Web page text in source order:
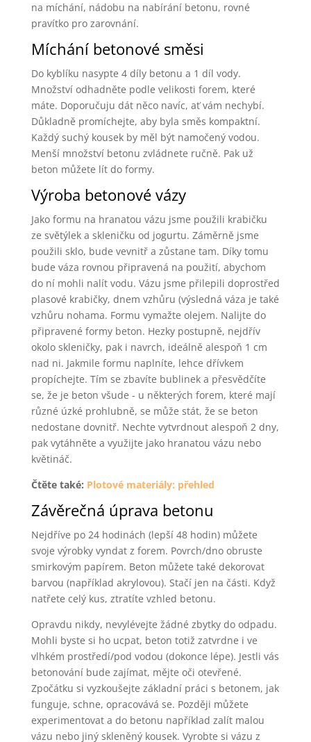
na míchání, nádobu na nabírání betonu, rovné
pravítko pro zarovnání.
Míchání betonové směsi
Do kyblíku nasypte 4 díly betonu a 1 díl vody.
Množství odhadněte podle velikosti forem, které
máte. Doporučuju dát něco navíc, ať vám nechybí.
Důkladně promíchejte, aby byla směs kompaktní.
Každý suchý kousek by měl být namočený vodou.
Menší množství betonu zvládnete ručně. Pak už
beton můžete lít do formy.
Výroba betonové vázy
Jako formu na hranatou vázu jsme použili krabičku
ze světýlek a skleničku od jogurtu. Záměrně jsme
použili sklo, bude vevnitř a zůstane tam. Díky tomu
bude váza rovnou připravená na použití, abychom
do ní mohli nalít vodu. Vázu jsme přilepili doprostřed
plasové krabičky, dnem vzhůru (výsledná váza je také
vzhůru nohama. Formu vymažte olejem. Nalijte do
připravené formy beton. Hezky postupně, nejdřív
okolo skleničky, pak i navrch, ideálně alespoň 1 cm
nad ni. Jakmile formu naplníte, lehce dřívkem
propíchejte. Tím se zbavíte bublinek a přesvědčíte
se, že je beton všude - u některých forem, které mají
různé úzké prohlubně, se může stát, že se beton
nedostane dovnitř. Nechte vytvrdnout alespoň 2 dny,
pak vytáhněte a využijte jako hranatou vázu nebo
květináč.
Čtěte také: Plotové materiály: přehled
Závěrečná úprava betonu
Nejdříve po 24 hodinách (lepší 48 hodin) můžete
svoje výrobky vyndat z forem. Povrch/dno obruste
smirkovým papírem. Beton můžete také dekorovat
barvou (například akrylovou). Stačí jen na části. Když
natřete celý kus, ztratíte vzhled betonu.
Opravdu nikdy, nevylévejte žádné zbytky do odpadu.
Mohli byste si ho ucpat, beton totiž zatvrdne i ve
vlhkém prostředí/pod vodou (dokonce lépe). Jestli vás
betonování bude zajímat, mějte oči otevřené.
Zpočátku si vyzkoušejte základní práci s betonem, jak
funguje, schne, opracovává se. Později můžete
experimentovat a do betonu například zalít malou
vázu nebo jiný skleněný kousek. Vyrobte si vázu z